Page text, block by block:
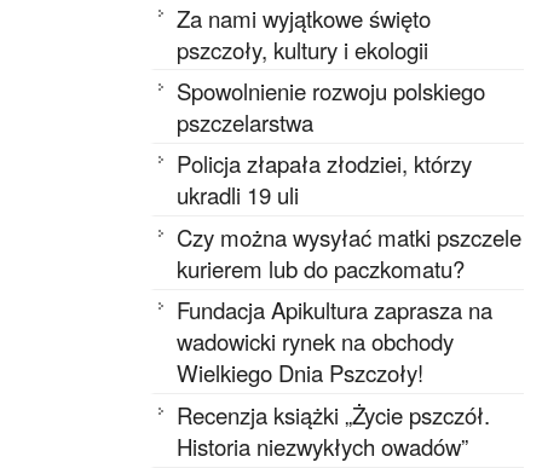
Za nami wyjątkowe święto
pszczoły, kultury i ekologii
Spowolnienie rozwoju polskiego
pszczelarstwa
Policja złapała złodziei, którzy
ukradli 19 uli
Czy można wysyłać matki pszczele
kurierem lub do paczkomatu?
Fundacja Apikultura zaprasza na
wadowicki rynek na obchody
Wielkiego Dnia Pszczoły!
Recenzja książki „Życie pszczół.
Historia niezwykłych owadów”